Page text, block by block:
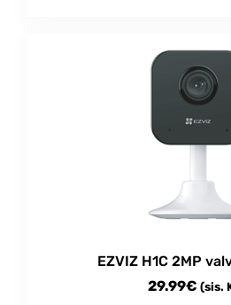
EZVIZ H1C 2MP
29.99€ (sis.